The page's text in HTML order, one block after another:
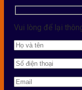
Vui lòng để lại